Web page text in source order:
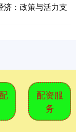
济：政策与活力支
配资服
务